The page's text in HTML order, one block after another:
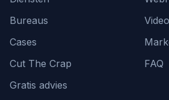
Bureaus
Cases
Cut The Crap
Gratis advies
FAQ